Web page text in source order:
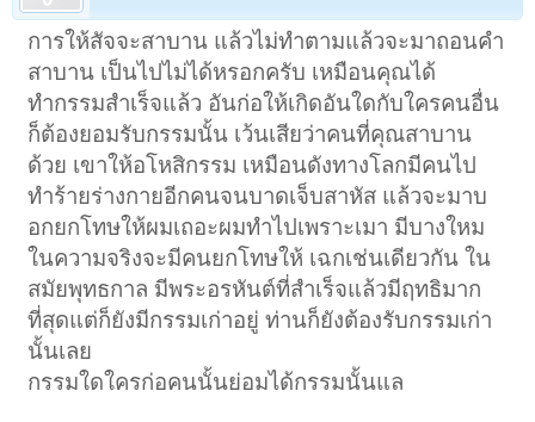
การให้สัจจะสาบาน แล้วไม่ทำตามแล้วจะมาถอนคำ
สาบาน เป็นไปไม่ได้หรอกครับ เหมือนคุณได้
ทำกรรมสำเร็จแล้ว อันก่อให้เกิดอันใดกับใครคนอื่น
ก็ต้องยอมรับกรรมนั้น เว้นเสียว่าคนที่คุณสาบาน
ด้วย เขาให้อโหสิกรรม เหมือนดังทางโลกมีคนไป
ทำร้ายร่างกายอีกคนจนบาดเจ็บสาหัส แล้วจะมาบ
อกยกโทษให้ผมเถอะผมทำไปเพราะเมา มีบางใหม
ในความจริงจะมีคนยกโทษให้ เฉกเช่นเดียวกัน ใน
สมัยพุทธกาล มีพระอรหันต์ที่สำเร็จแล้วมีฤทธิมาก
ที่สุดแต่ก็ยังมีกรรมเก่าอยู่ ท่านก็ยังต้องรับกรรมเก่า
นั้นเลย
กรรมใดใครก่อคนนั้นย่อมได้กรรมนั้นแล